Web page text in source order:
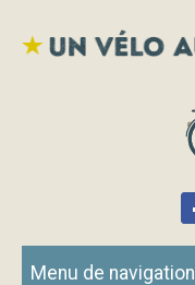
Menu de navigation